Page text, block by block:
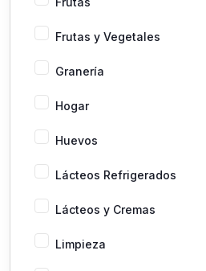
Frutas y Vegetales
Granería
Hogar
Huevos
Lácteos Refrigerados
Lácteos y Cremas
Limpieza